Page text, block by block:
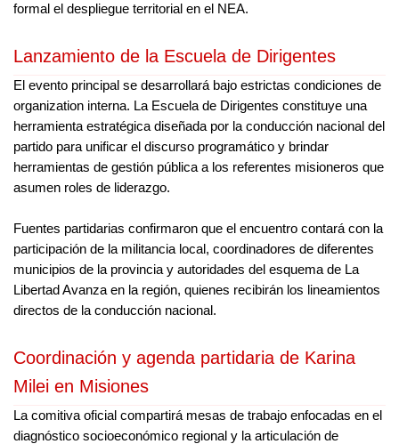
formal el despliegue territorial en el NEA.
Lanzamiento de la Escuela de Dirigentes
El evento principal se desarrollará bajo estrictas condiciones de
organization interna. La Escuela de Dirigentes constituye una
herramienta estratégica diseñada por la conducción nacional del
partido para unificar el discurso programático y brindar
herramientas de gestión pública a los referentes misioneros que
asumen roles de liderazgo.
Fuentes partidarias confirmaron que el encuentro contará con la
participación de la militancia local, coordinadores de diferentes
municipios de la provincia y autoridades del esquema de La
Libertad Avanza en la región, quienes recibirán los lineamientos
directos de la conducción nacional.
Coordinación y agenda partidaria de Karina
Milei en Misiones
La comitiva oficial compartirá mesas de trabajo enfocadas en el
diagnóstico socioeconómico regional y la articulación de